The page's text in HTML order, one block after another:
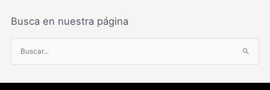
Busca en nuestra página
u
s